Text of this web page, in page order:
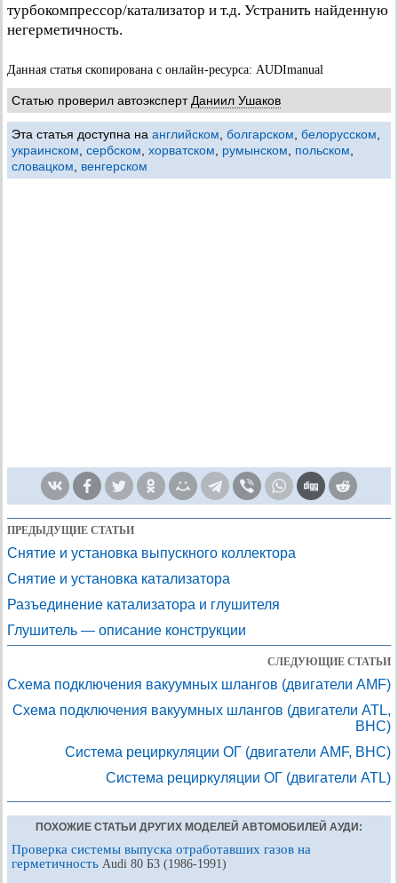
турбокомпрессор/катализатор и т.д. Устранить найденную
негерметичность.
Данная статья скопирована с онлайн-ресурса: AUDImanual
Статью проверил автоэксперт Даниил Ушаков
Эта статья доступна на английском болгарском белорусском
украинском сербском хорватском румынском польском
словацком
венгерском
ПРЕДЫДУЩИЕ СТАТЬИ
Снятие и установка выпускного коллектора
Снятие и установка катализатора
Разъединение катализатора и глушителя
Глушитель — описание конструкции
СЛЕДУЮЩИЕ СТАТЬИ
Схема подключения вакуумных шлангов (двигатели AMF)
Схема подключения вакуумных шлангов (двигатели ATL,
ВНС)
Система рециркуляции ОГ (двигатели AMF, BHC)
Система рециркуляции ОГ (двигатели ATL)
ПОХОЖИЕ СТАТЬИ ДРУГИХ МОДЕЛЕЙ АВТОМОБИЛЕЙ АУДИ:
Проверка системы выпуска отработавших газов на
герметичность Audi 80 Б3 (1986-1991)